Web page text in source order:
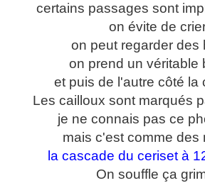
certains passages sont
on évite de
on peut regarder des
on prend un véritable
et puis de l'autre côté la
Les cailloux sont marqués
je ne connais pas ce
mais c'est comme des
la cascade du ceriset à
On souffle ça